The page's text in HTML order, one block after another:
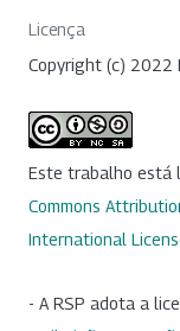
Licença
Copyright (c) 2022
Este trabalho está
Commons
International
- A RSP adota a